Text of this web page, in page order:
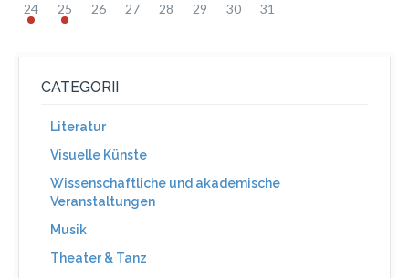
24 25 26 27 28 29 30 31
CATEGORII
Literatur
Visuelle Künste
Wissenschaftliche und akademische
Veranstaltungen
Musik
Theater & Tanz